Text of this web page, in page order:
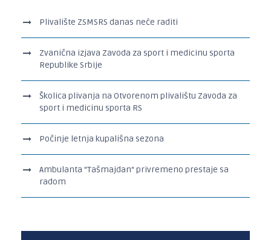
Plivalište ZSMSRS danas neće raditi
Zvanična izjava Zavoda za sport i medicinu sporta
Republike Srbije
Školica plivanja na Otvorenom plivalištu Zavoda za
sport i medicinu sporta RS
Počinje letnja kupališna sezona
Ambulanta “Tašmajdan“ privremeno prestaje sa
radom